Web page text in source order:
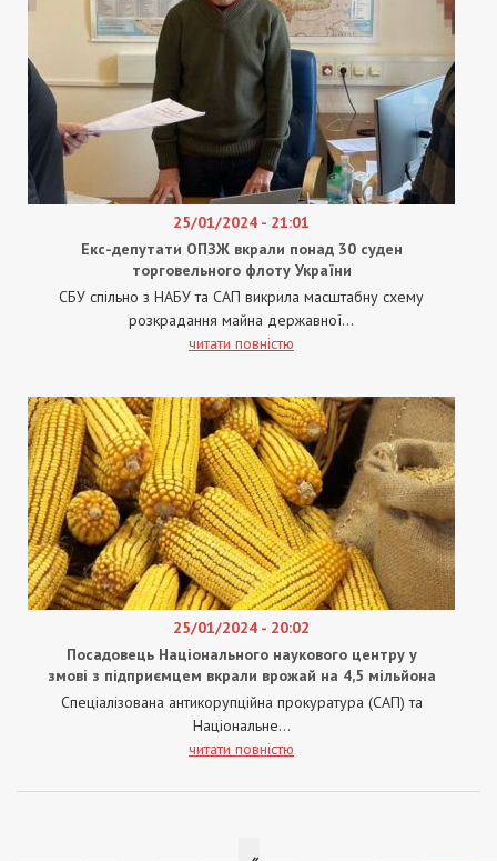
25/01/2024 - 21:01
Екс-депутати ОПЗЖ вкрали понад 30 суден
торговельного флоту України
СБУ спільно з НАБУ та САП викрила масштабну схему
розкрадання майна державної...
читати повністю
25/01/2024 - 20:02
Посадовець Національного наукового центру у
змові з підприємцем вкрали врожай на 4,5 мільйона
Спеціалізована антикорупційна прокуратура (САП) та
Національне...
читати повністю